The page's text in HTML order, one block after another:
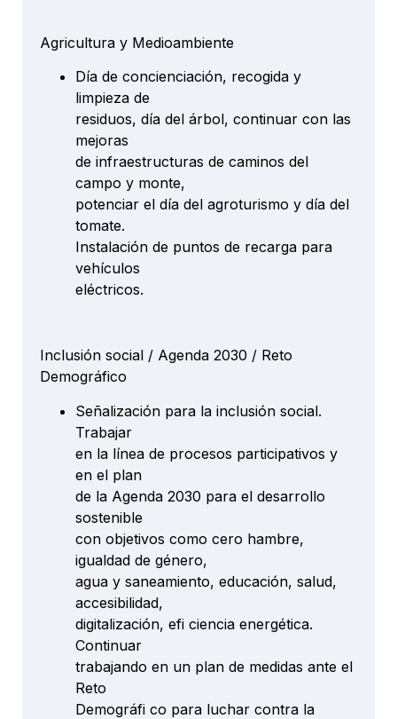
Agricultura y Medioambiente
Día de concienciación, recogida y
limpieza de
residuos, día del árbol, continuar con las
mejoras
de infraestructuras de caminos del
campo y monte,
potenciar el día del agroturismo y día del
tomate.
Instalación de puntos de recarga para
vehículos
eléctricos.
Inclusión social / Agenda 2030 / Reto
Demográfico
Señalización para la inclusión social.
Trabajar
en la línea de procesos participativos y
en el plan
de la Agenda 2030 para el desarrollo
sostenible
con objetivos como cero hambre,
igualdad de género,
agua y saneamiento, educación, salud,
accesibilidad,
digitalización, efi ciencia energética.
Continuar
trabajando en un plan de medidas ante el
Reto
Demográfi co para luchar contra la